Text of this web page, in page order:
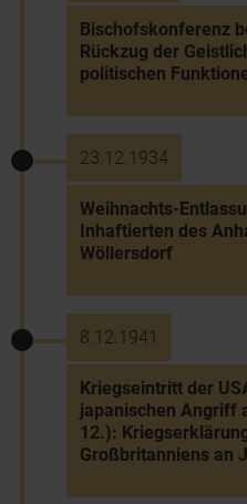
Bischofskonferenz
Rückzug der
politischen
23.12.1934
Weihnachts-
Inhaftierten des
Wöllersdorf
8.12.1941
Kriegseintritt der
japanischen Angriff
12.):
Großbritanniens an